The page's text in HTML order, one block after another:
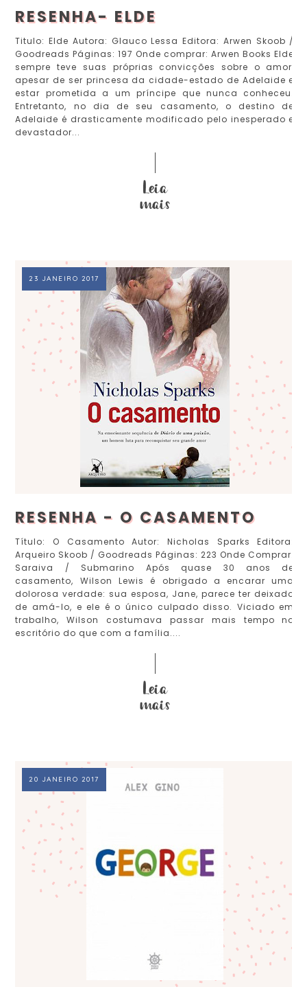
RESENHA- ELDE
Titulo: Elde Autora: Glauco Lessa Editora: Arwen Skoob /
Goodreads Páginas: 197 Onde comprar: Arwen Books Elde
sempre teve suas próprias convicções sobre o amor,
apesar de ser princesa da cidade-estado de Adelaide e
estar prometida a um príncipe que nunca conheceu.
Entretanto, no dia de seu casamento, o destino de
Adelaide é drasticamente modificado pelo inesperado e
devastador...
23 JANEIRO 2017
RESENHA - O CASAMENTO
Título: O Casamento Autor: Nicholas Sparks Editora:
Arqueiro Skoob / Goodreads Páginas: 223 Onde Comprar:
Saraiva / Submarino Após quase 30 anos de
casamento, Wilson Lewis é obrigado a encarar uma
dolorosa verdade: sua esposa, Jane, parece ter deixado
de amá-lo, e ele é o único culpado disso. Viciado em
trabalho, Wilson costumava passar mais tempo no
escritório do que com a família....
20 JANEIRO 2017